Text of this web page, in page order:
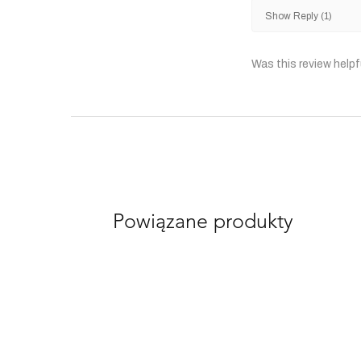
Show Reply (1)
Was this review
Powiązane produkty